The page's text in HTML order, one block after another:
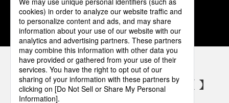
1 2 3 4 5
パナソニックの電気設備 SNSアカウント